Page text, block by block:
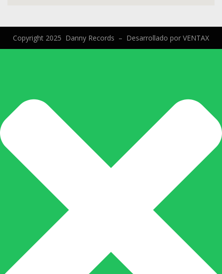
Copyright 2025 Danny Records – Desarrollado por VENTAX